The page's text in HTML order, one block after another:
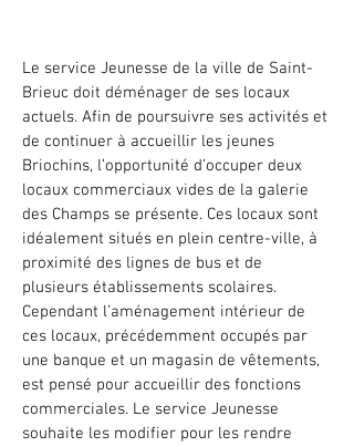
Le service Jeunesse de la ville de Saint-
Brieuc doit déménager de ses locaux
actuels. Afin de poursuivre ses activités et
de continuer à accueillir les jeunes
Briochins, l’opportunité d’occuper deux
locaux commerciaux vides de la galerie
des Champs se présente. Ces locaux sont
idéalement situés en plein centre-ville, à
proximité des lignes de bus et de
plusieurs établissements scolaires.
Cependant l’aménagement intérieur de
ces locaux, précédemment occupés par
une banque et un magasin de vêtements,
est pensé pour accueillir des fonctions
commerciales. Le service Jeunesse
souhaite les modifier pour les rendre